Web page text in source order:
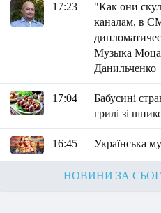
17:23
"Как они
каналам, в
Музыка
Данильченко
17:04
Бабусині
грилі зі
16:45 Українська
НОВИНИ ЗА